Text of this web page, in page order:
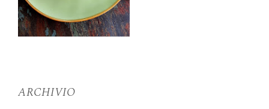
ARCHIVIO